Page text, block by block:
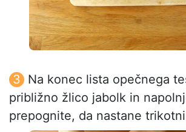
Na konec lista opečnega
približno žlico jabolk in
prepognite, da nastane